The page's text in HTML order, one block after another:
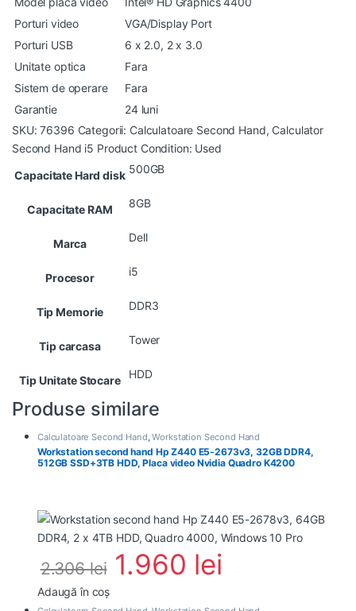
Porturi video
VGA/Display Port
Porturi USB
6 x 2.0, 2 x 3.0
Unitate optica
Fara
Sistem de operare
Fara
Garantie
24 luni
SKU:76396 Categorii: Calculatoare Second Hand, Calculator
Second Hand i5 Product Condition: Used
Capacitate Hard disk 500GB
Capacitate RAM 8GB
Marca Dell
Procesor i5
Tip Memorie DDR3
Tip carcasa Tower
Tip Unitate Stocare HDD
Produse similare
Calculatoare Second Hand,Workstation Second Hand
Workstation second hand Hp Z440 E5-2673v3, 32GB DDR4,
512GB SSD+3TB HDD, Placa video Nvidia Quadro K4200
2.306lei 1.960 lei
Adaugă în coș